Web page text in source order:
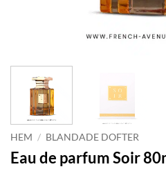
HEM / BLANDADE DOFTER
Eau de parfum Soir